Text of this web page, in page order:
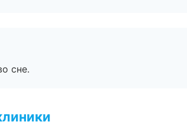
сне.